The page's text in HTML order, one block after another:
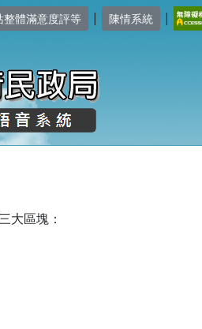
整體滿意度評等 | 陳情系統 |
大區塊：